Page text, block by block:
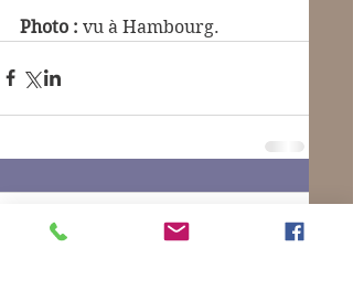
Photo : vu à Hambourg.
Commentaires